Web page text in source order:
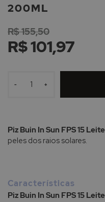
Galeria
imagens
200ML
R$ 101,97
R$ 155,50
- +
Piz Buin In Sun FPS 15 Leite
peles dos raios solares.
Características
Piz Buin In Sun FPS 15 Leite